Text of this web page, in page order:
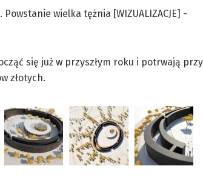
się już w przyszłym roku i potrwają
złotych.